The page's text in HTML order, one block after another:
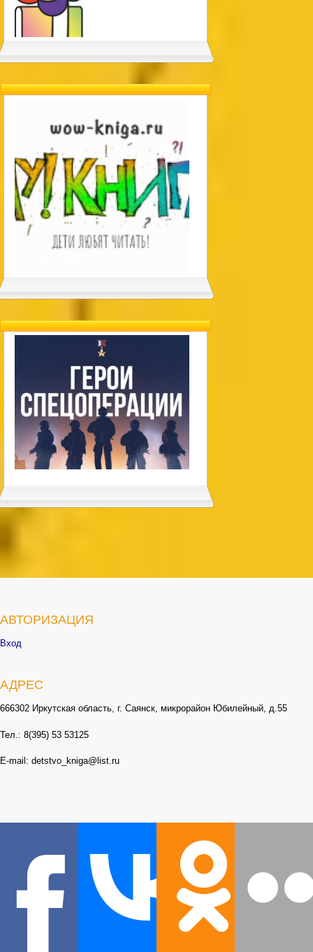
АВТОРИЗАЦИЯ
Вход
АДРЕС
666302 Иркутская область, г. Саянск, микрорайон Юбилейный, д.55
Тел.: 8(395) 53 53125
E-mail: detstvo_kniga@list.ru
Понедельник, четверг, пятница с 10:00 до 18:00 Вторник, среда с 10:00
до 19:00 Выходной день - суббота Воскресенье с 9:00 до 17:00
Последний день месяца - санитарный день Летнее расписание:
Понедельник, четверг, пятница с 10:00 до 18:00 Вторник, среда с 10:00
до 19:00 Выходные дни - суббота, воскресенье Последний день месяца -